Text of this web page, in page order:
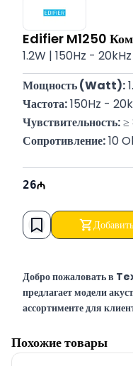
Edifier M1250
1.2W | 150Hz -
Мощность (Watt):
Частота: 150Hz -
Чувствительность: ≥
Сопротивление: 10
26
Добро пожаловать в
предлагает модели
ассортименте для
электроники в Баку по
Похожие товары